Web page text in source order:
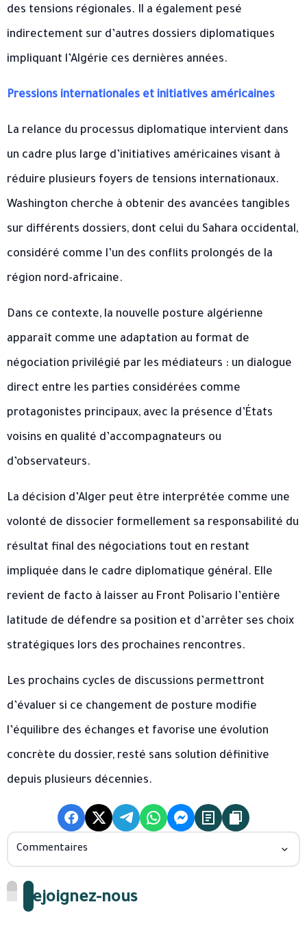
des tensions régionales. Il a également pesé
indirectement sur d’autres dossiers diplomatiques
impliquant l’Algérie ces dernières années.
Pressions internationales et initiatives américaines
La relance du processus diplomatique intervient dans
un cadre plus large d’initiatives américaines visant à
réduire plusieurs foyers de tensions internationaux.
Washington cherche à obtenir des avancées tangibles
sur différents dossiers, dont celui du Sahara occidental,
considéré comme l’un des conflits prolongés de la
région nord-africaine.
Dans ce contexte, la nouvelle posture algérienne
apparaît comme une adaptation au format de
négociation privilégié par les médiateurs : un dialogue
direct entre les parties considérées comme
protagonistes principaux, avec la présence d’États
voisins en qualité d’accompagnateurs ou
d’observateurs.
La décision d’Alger peut être interprétée comme une
volonté de dissocier formellement sa responsabilité du
résultat final des négociations tout en restant
impliquée dans le cadre diplomatique général. Elle
revient de facto à laisser au Front Polisario l’entière
latitude de défendre sa position et d’arrêter ses choix
stratégiques lors des prochaines rencontres.
Les prochains cycles de discussions permettront
d’évaluer si ce changement de posture modifie
l’équilibre des échanges et favorise une évolution
concrète du dossier, resté sans solution définitive
depuis plusieurs décennies.
Commentaires
Rejoignez-nous